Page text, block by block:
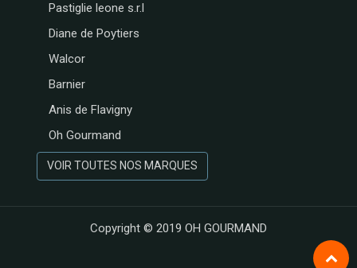
Pastiglie leone s.r.l
Diane de Poytiers
Walcor
Barnier
Anis de Flavigny
Oh Gourmand
VOIR TOUTES NOS MARQUES
Copyright © 2019 OH GOURMAND